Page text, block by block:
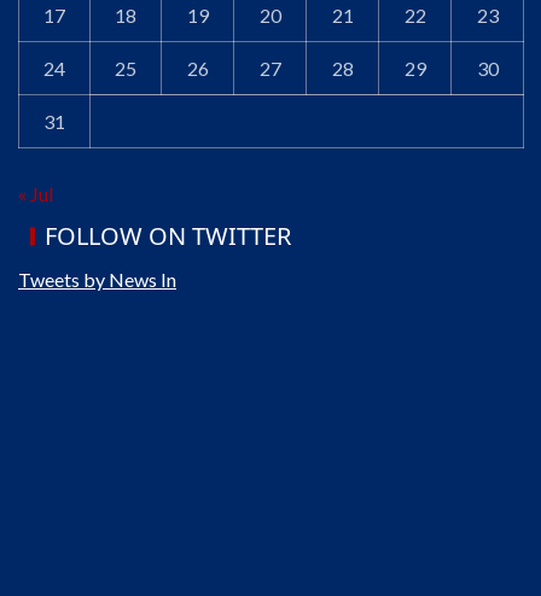
17 18 19 20 21 22 23
24 25 26 27 28 29 30
31
« Jul
FOLLOW ON TWITTER
Tweets by News In